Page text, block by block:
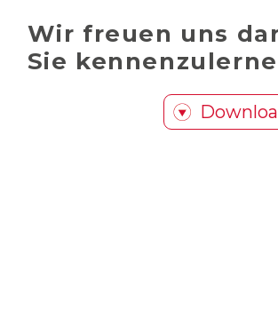
Wir freuen uns
Sie